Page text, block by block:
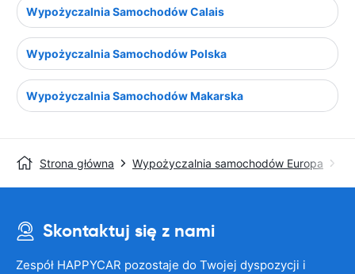
Wypożyczalnia Samochodów Calais
Wypożyczalnia Samochodów Polska
Wypożyczalnia Samochodów Makarska
Strona główna Wypożyczalnia samochodów Europa
Skontaktuj się z nami
Zespół HAPPYCAR pozostaje do Twojej dyspozycji i